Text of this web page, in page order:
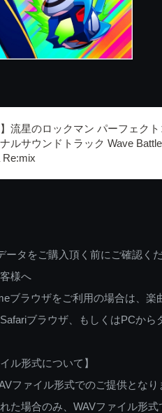
】流星のロックマン パーフェク
ルサウンドトラック Wave
Re:mix
タをご購入頂く前にご確認く
様へ
ブラウザをご利用の場合は、楽
ブラウザ、もしくはPCから
ル形式について】
ファイル形式でのご提供となり
た場合のみ、WAVファイル形